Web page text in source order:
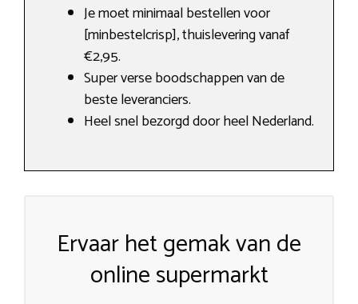
Je moet minimaal bestellen voor
[minbestelcrisp], thuislevering vanaf
€2,95.
Super verse boodschappen van de
beste leveranciers.
Heel snel bezorgd door heel Nederland.
Ervaar het gemak van de
online supermarkt